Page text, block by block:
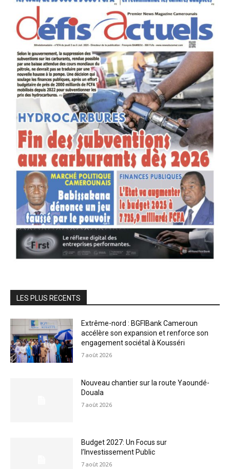
LES PLUS RECENTS
Extrême-nord : BGFIBank Cameroun
accélère son expansion et renforce son
engagement sociétal à Kousséri
7 août 2026
Nouveau chantier sur la route Yaoundé-
Douala
7 août 2026
Budget 2027: Un Focus sur
l’Investissement Public
7 août 2026